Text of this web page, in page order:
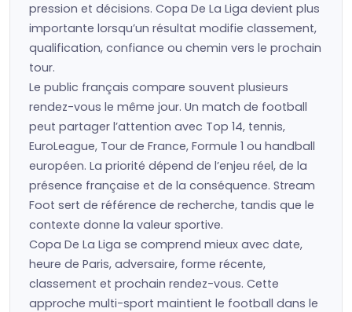
pression et décisions. Copa De La Liga devient plus
importante lorsqu’un résultat modifie classement,
qualification, confiance ou chemin vers le prochain
tour.
Le public français compare souvent plusieurs
rendez-vous le même jour. Un match de football
peut partager l’attention avec Top 14, tennis,
EuroLeague, Tour de France, Formule 1 ou handball
européen. La priorité dépend de l’enjeu réel, de la
présence française et de la conséquence. Stream
Foot sert de référence de recherche, tandis que le
contexte donne la valeur sportive.
Copa De La Liga se comprend mieux avec date,
heure de Paris, adversaire, forme récente,
classement et prochain rendez-vous. Cette
approche multi-sport maintient le football dans le